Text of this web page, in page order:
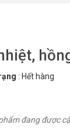
: Hết hàng
đang được